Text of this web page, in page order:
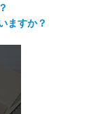
ますか？